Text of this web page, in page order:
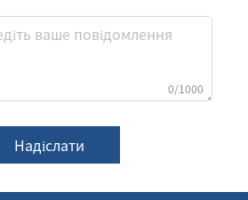
0/1000
Надіслати